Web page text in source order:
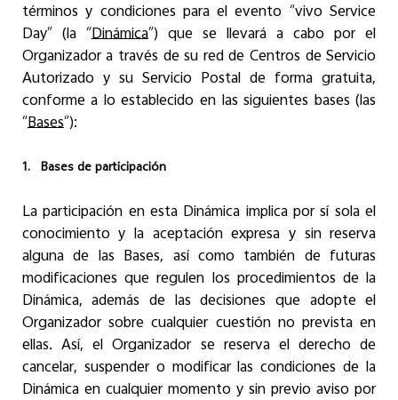
términos y condiciones para el evento “vivo Service
Day” (la “Dinámica”) que se llevará a cabo por el
Organizador a través de su red de Centros de Servicio
Autorizado y su Servicio Postal de forma gratuita,
conforme a lo establecido en las siguientes bases (las
“Bases”):
1. Bases de participación
La participación en esta Dinámica implica por sí sola el
conocimiento y la aceptación expresa y sin reserva
alguna de las Bases, así como también de futuras
modificaciones que regulen los procedimientos de la
Dinámica, además de las decisiones que adopte el
Organizador sobre cualquier cuestión no prevista en
ellas. Así, el Organizador se reserva el derecho de
cancelar, suspender o modificar las condiciones de la
Dinámica en cualquier momento y sin previo aviso por